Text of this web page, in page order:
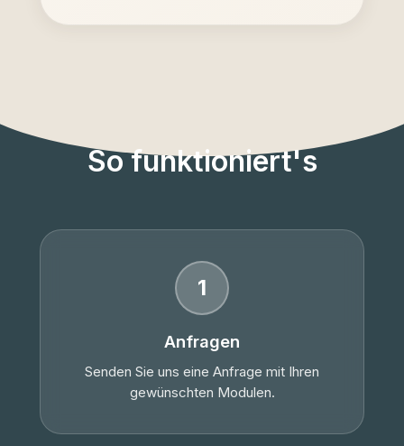
So funktioniert's
1
Anfragen
Senden Sie uns eine Anfrage mit Ihren
gewünschten Modulen.